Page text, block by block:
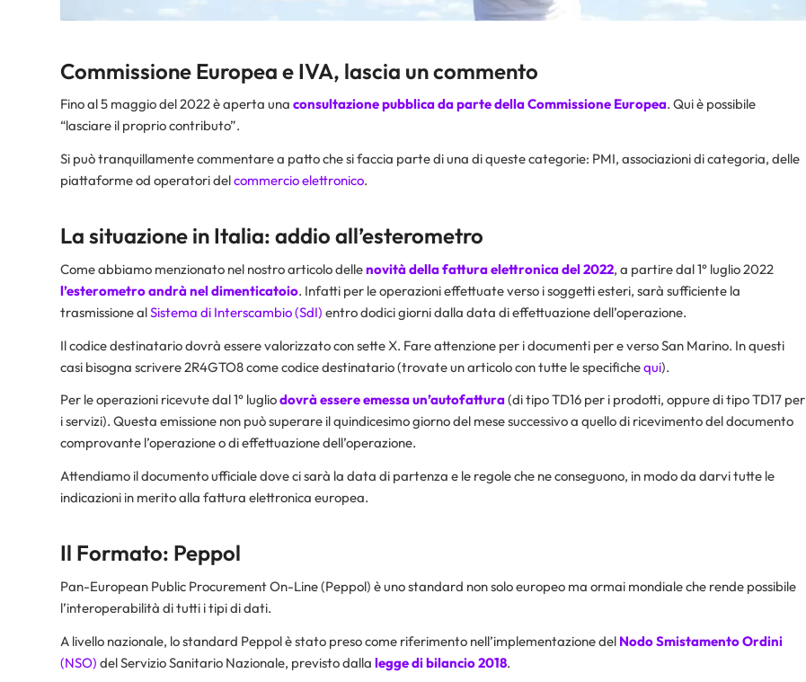
Commissione Europea e IVA, lascia un commento
Fino al 5 maggio del 2022 è aperta una consultazione pubblica da parte della Commissione Europea. Qui è possibile
“lasciare il proprio contributo”.
Si può tranquillamente commentare a patto che si faccia parte di una di queste categorie: PMI, associazioni di categoria, delle
piattaforme od operatori delcommercio elettronico.
La situazione in Italia: addio all’esterometro
Come abbiamo menzionato nel nostro articolo dellenovità della fattura elettronica del 2022, a partire dal 1° luglio 2022
l’esterometroandrà nel dimenticatoio. Infatti per le operazioni effettuate verso i soggetti esteri, sarà sufficiente la
trasmissione alSistema di Interscambio (SdI) entro dodici giorni dalla data di effettuazione dell’operazione.
Il codice destinatario dovrà essere valorizzato con sette X. Fare attenzione per i documenti per e verso San Marino. In questi
casi bisogna scrivere 2R4GTO8 come codice destinatario (trovate un articolo con tutte le specifichequi).
Per le operazioni ricevute dal 1° lugliodovrà essere emessa un’autofattura(di tipo TD16 per i prodotti, oppure di tipo TD17 per
i servizi). Questa emissione non può superare il quindicesimo giorno del mese successivo a quello di ricevimento del documento
comprovante l’operazione o di effettuazione dell’operazione.
Attendiamo il documento ufficiale dove ci sarà la data di partenza e le regole che ne conseguono, in modo da darvi tutte le
indicazioni in merito alla fattura elettronica europea.
Il Formato: Peppol
Pan-European Public Procurement On-Line (Peppol) è uno standard non solo europeo ma ormai mondiale che rende possibile
l’interoperabilità di tutti i tipi di dati.
A livello nazionale, lo standard Peppol è stato preso come riferimento nell’implementazione del Nodo Smistamento Ordini
(NSO) del Servizio Sanitario Nazionale, previsto dalla legge di bilancio 2018.